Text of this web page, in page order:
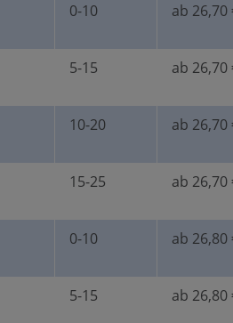
0-10 ab 26,70
5-15 ab 26,70
10-20 ab 26,70
15-25 ab 26,70
0-10 ab 26,80
5-15 ab 26,80